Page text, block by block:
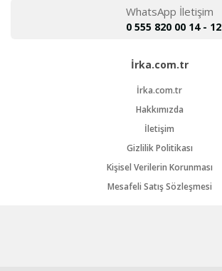
WhatsApp İletişim
0 555 820 00 14 - 12
İrka.com.tr
İrka.com.tr
Hakkımızda
İletişim
Gizlilik Politikası
Kişisel Verilerin Korunması
Mesafeli Satış Sözleşmesi